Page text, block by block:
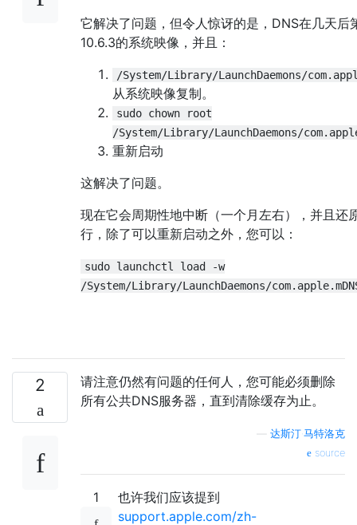
它解决了问题，但令人惊讶的是，DNS在几天后
10.6.3的系统映像，并且：
/System/Library/LaunchDaemons/
从系统映像复制。
sudo chown root
/System/Library/LaunchDaemons/
重新启动
这解决了问题。
现在它会周期性地中断（一个月左右），并且还
行，除了可以重新启动之外，您可以：
sudo launchctl load -w
/System/Library/LaunchDaemons/
2
请注意仍然有问题的任何人，您可能必须删除
所有公共DNS服务器，直到清除缓存为止。
达斯汀·马特洛克
source
1
也许我们应该提到
support.apple.com/zh-